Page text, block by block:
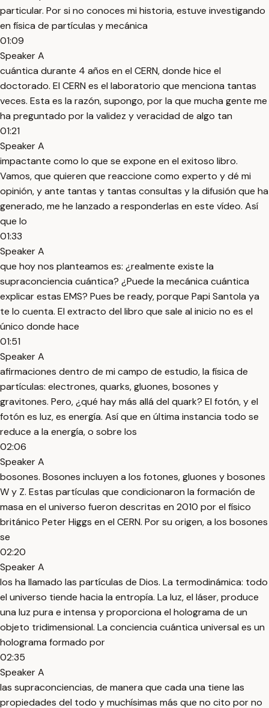
particular. Por si no conoces mi historia, estuve investigando
en física de partículas y mecánica
01:09
Speaker A
cuántica durante 4 años en el CERN, donde hice el
doctorado. El CERN es el laboratorio que menciona tantas
veces. Esta es la razón, supongo, por la que mucha gente me
ha preguntado por la validez y veracidad de algo tan
01:21
Speaker A
impactante como lo que se expone en el exitoso libro.
Vamos, que quieren que reaccione como experto y dé mi
opinión, y ante tantas y tantas consultas y la difusión que ha
generado, me he lanzado a responderlas en este vídeo. Así
que lo
01:33
Speaker A
que hoy nos planteamos es: ¿realmente existe la
supraconciencia cuántica? ¿Puede la mecánica cuántica
explicar estas EMS? Pues be ready, porque Papi Santola ya
te lo cuenta. El extracto del libro que sale al inicio no es el
único donde hace
01:51
Speaker A
afirmaciones dentro de mi campo de estudio, la física de
partículas: electrones, quarks, gluones, bosones y
gravitones. Pero, ¿qué hay más allá del quark? El fotón, y el
fotón es luz, es energía. Así que en última instancia todo se
reduce a la energía, o sobre los
02:06
Speaker A
bosones. Bosones incluyen a los fotones, gluones y bosones
W y Z. Estas partículas que condicionaron la formación de
masa en el universo fueron descritas en 2010 por el físico
británico Peter Higgs en el CERN. Por su origen, a los bosones
se
02:20
Speaker A
los ha llamado las partículas de Dios. La termodinámica: todo
el universo tiende hacia la entropía. La luz, el láser, produce
una luz pura e intensa y proporciona el holograma de un
objeto tridimensional. La conciencia cuántica universal es un
holograma formado por
02:35
Speaker A
las supraconciencias, de manera que cada una tiene las
propiedades del todo y muchísimas más que no cito por no